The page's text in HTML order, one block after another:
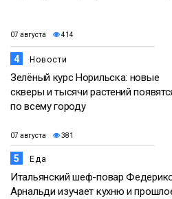
07 августа 414
4 Новости
Зелёный курс Норильска: новые
скверы и тысячи растений
по всему городу
07 августа 381
5 Еда
Итальянский шеф-повар
Арнальди изучает кухню и